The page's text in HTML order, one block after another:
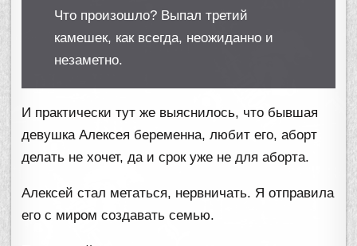
Что произошло? Выпал третий
камешек, как всегда, неожиданно и
незаметно.
И практически тут же выяснилось, что бывшая
девушка Алексея беременна, любит его, аборт
делать не хочет, да и срок уже не для аборта.
Алексей стал метаться, нервничать. Я отправила
его с миром создавать семью.